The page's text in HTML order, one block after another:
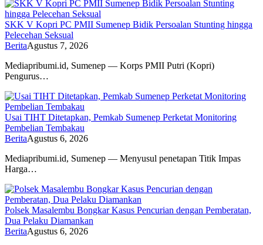
SKK V Kopri PC PMII Sumenep Bidik Persoalan Stunting hingga
Pelecehan Seksual
BeritaAgustus 7, 2026
Mediapribumi.id, Sumenep — Korps PMII Putri (Kopri)
Pengurus…
Usai TIHT Ditetapkan, Pemkab Sumenep Perketat Monitoring
Pembelian Tembakau
BeritaAgustus 6, 2026
Mediapribumi.id, Sumenep — Menyusul penetapan Titik Impas
Harga…
Polsek Masalembu Bongkar Kasus Pencurian dengan Pemberatan,
Dua Pelaku Diamankan
BeritaAgustus 6, 2026